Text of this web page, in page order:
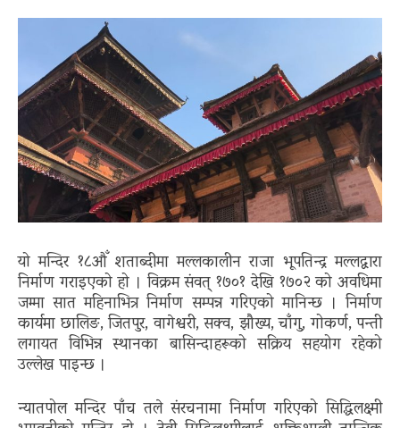
यो मन्दिर १८औँ शताब्दीमा मल्लकालीन राजा भूपतिन्द्र मल्लद्वारा
निर्माण गराइएको हो । विक्रम संवत् १७०१ देखि १७०२ को अवधिमा
जम्मा सात महिनाभित्र निर्माण सम्पन्न गरिएको मानिन्छ । निर्माण
कार्यमा छालिङ, जितपुर, वागेश्वरी, सक्व, झौख्य, चाँगु, गोकर्ण, पन्ती
लगायत विभिन्न स्थानका बासिन्दाहरूको सक्रिय सहयोग रहेको
उल्लेख पाइन्छ ।
न्यातपोल मन्दिर पाँच तले संरचनामा निर्माण गरिएको सिद्धिलक्ष्मी